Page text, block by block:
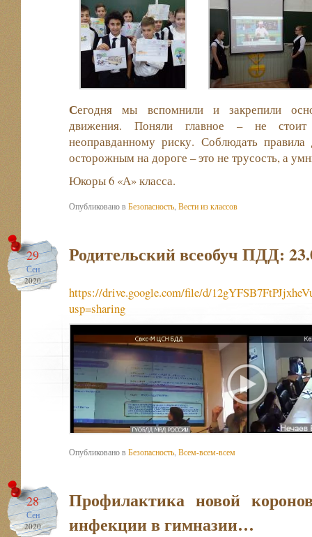
Сегодня мы вспомнили и закрепили
движения. Поняли главное – не
неоправданному риску. Соблюдать
осторожным на дороге – это не трусость, а
Юкоры 6 «А» класса.
Опубликовано вБезопасность Вести из классов
29
Сен
2020
Родительский всеобуч ПДД:
https://drive.google.com/file/d/
usp=sharing
Опубликовано вБезопасность Всем-всем-всем
28
Сен
2020
Профилактика новой
инфекции в гимназии…